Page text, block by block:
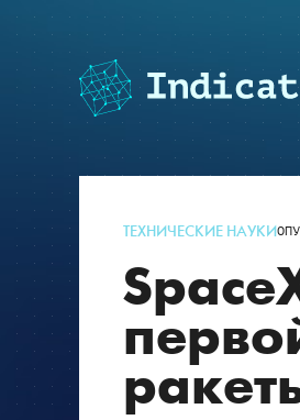
ТЕХНИЧЕСКИЕ НАУКИ